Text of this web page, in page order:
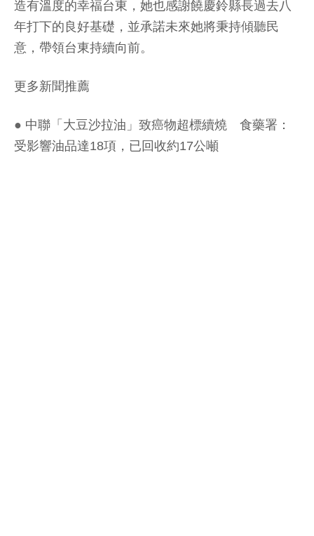
造有溫度的幸福台東，她也感謝饒慶鈴縣長過去八
年打下的良好基礎，並承諾未來她將秉持傾聽民
意，帶領台東持續向前。
更多新聞推薦
● 中聯「大豆沙拉油」致癌物超標續燒 食藥署：
受影響油品達18項，已回收約17公噸